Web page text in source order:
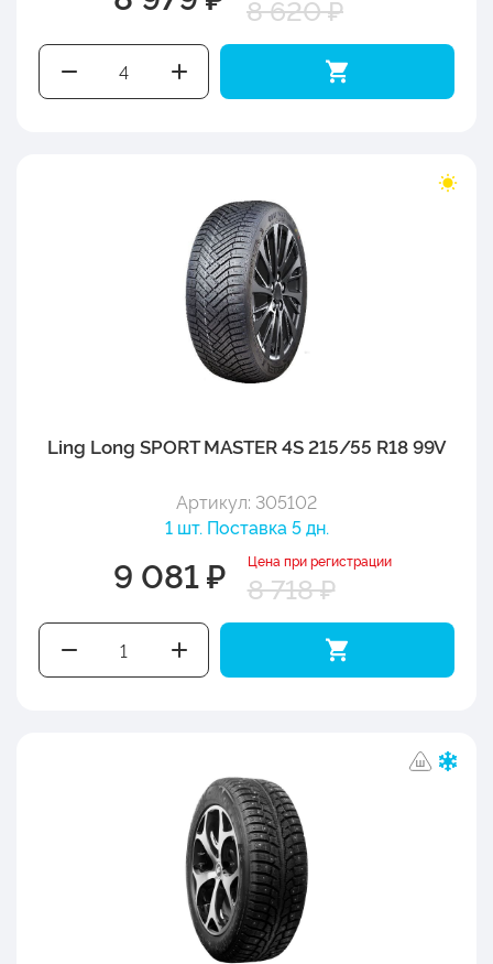
8 620 ₽
Ling Long SPORT MASTER 4S 215/55 R18 99V
Артикул: 305102
1 шт. Поставка 5 дн.
9 081 ₽ Цена при регистрации
8 718 ₽